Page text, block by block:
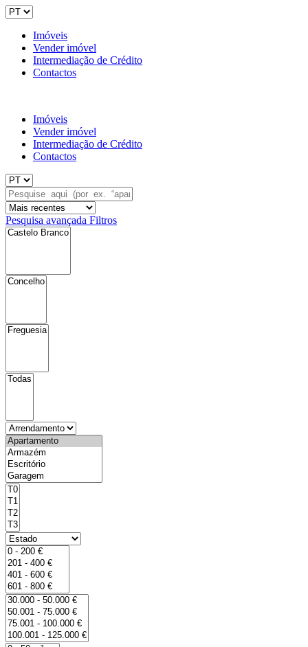
Imóveis
Vender imóvel
Intermediação de Crédito
Contactos
Imóveis
Vender imóvel
Intermediação de Crédito
Contactos
Pesquisa avançada Filtros